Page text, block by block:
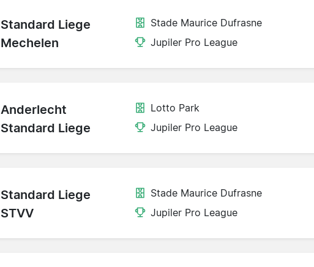
Standard Liege
Mechelen
Stade Maurice Dufrasne
Jupiler Pro League
Anderlecht
Standard Liege
Lotto Park
Jupiler Pro League
Standard Liege
STVV
Stade Maurice Dufrasne
Jupiler Pro League